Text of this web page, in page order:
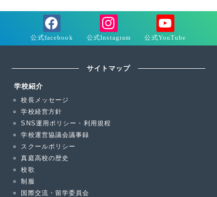
サイトマップ
学校紹介
校長メッセージ
学校経営方針
SNS運用ポリシー・利用規程
学校運営協議会議事録
スクールポリシー
真庭高校の歴史
校歌
制服
国際交流・留学委員会